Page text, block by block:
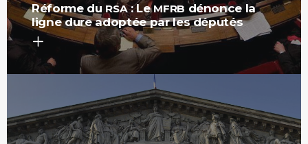
Réforme du RSA: LeMFRB dénonce la
ligne dure adoptée par les députés